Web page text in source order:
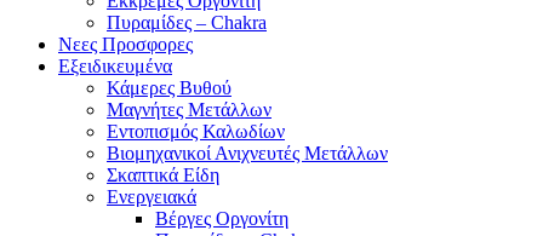
Πυραμίδες – Chakra
Νεες Προσφορες
Εξειδικευμένα
Κάμερες Βυθού
Μαγνήτες Μετάλλων
Εντοπισμός Καλωδίων
Βιομηχανικοί Ανιχνευτές Μετάλλων
Σκαπτικά Είδη
Ενεργειακά
Βέργες Οργονίτη